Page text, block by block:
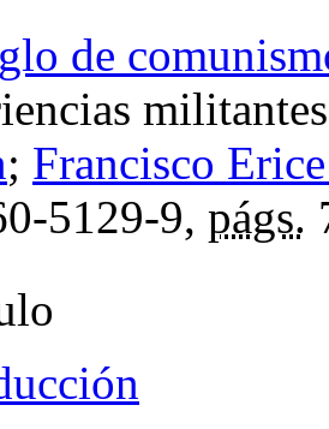
de
militantes
; Francisco
5129-9, págs.